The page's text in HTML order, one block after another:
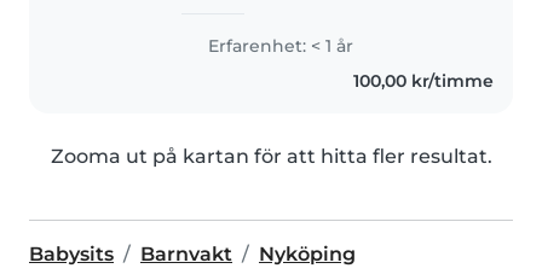
Erfarenhet: < 1 år
100,00 kr/timme
Zooma ut på kartan för att hitta fler resultat.
Babysits Barnvakt Nyköping